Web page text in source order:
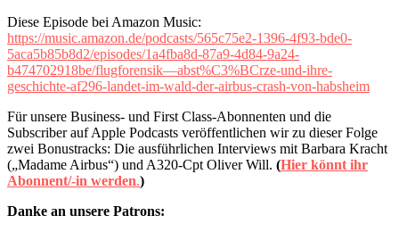
Diese Episode bei Amazon Music:
https://music.amazon.de/podcasts/565c75e2-1396-4f93-bde0-
5aca5b85b8d2/episodes/1a4fba8d-87a9-4d84-9a24-
b474702918be/flugforensik—abst%C3%BCrze-und-ihre-
geschichte-af296-landet-im-wald-der-airbus-crash-von-habsheim
Für unsere Business- und First Class-Abonnenten und die
Subscriber auf Apple Podcasts veröffentlichen wir zu dieser Folge
zwei Bonustracks: Die ausführlichen Interviews mit Barbara Kracht
(„Madame Airbus“) und A320-Cpt Oliver Will. (Hier könnt ihr
Abonnent/-in werden.⁠)
Danke an unsere Patrons: